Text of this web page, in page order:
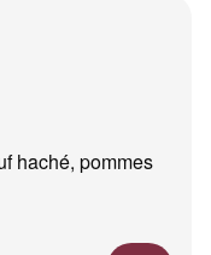
haché, pommes